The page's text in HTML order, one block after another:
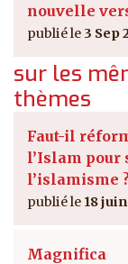
nouvelle
3 Sep
sur les
thèmes
Faut-il
l’Islam pour
l’islamisme
18
Magnifica